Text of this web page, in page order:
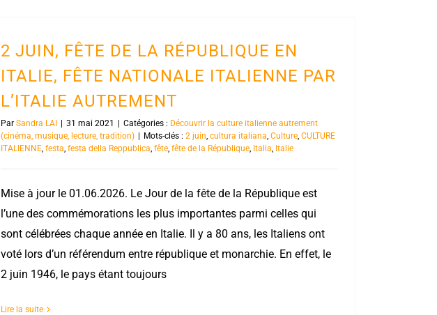
2 JUIN, FÊTE DE LA RÉPUBLIQUE EN
ITALIE, FÊTE NATIONALE ITALIENNE PAR
L’ITALIE AUTREMENT
Par Sandra LAI 31 mai 2021 Catégories : Découvrir la culture italienne autrement
(cinéma, musique, lecture, tradition)
Mots-clés : 2 juin, cultura italiana, Culture, CULTURE
ITALIENNE, festa, festa della Reppublica, fête, fête de la République, Italia, Italie
Mise à jour le 01.06.2026. Le Jour de la fête de la République est
l’une des commémorations les plus importantes parmi celles qui
sont célébrées chaque année en Italie. Il y a 80 ans, les Italiens ont
voté lors d’un référendum entre république et monarchie. En effet, le
2 juin 1946, le pays étant toujours
Lire la suite